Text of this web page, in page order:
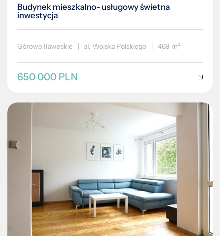
Budynek mieszkalno- usługowy świetna
inwestycja
Górowo Iławeckie al. Wojska Polskiego 469 m²
650 000 PLN